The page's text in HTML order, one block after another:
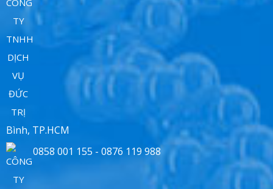
Bình, TP.HCM
0858 001 155 - 0876 119 988